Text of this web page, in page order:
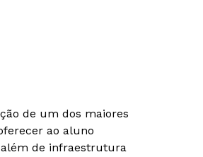
de um dos maiores
ao aluno
além de infraestrutura